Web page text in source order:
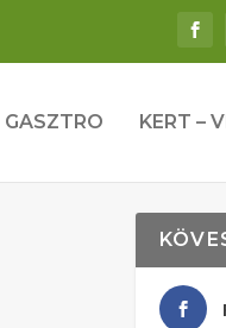
GASZTRO KERT –